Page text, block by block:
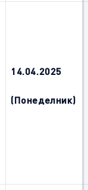
14.04.2025
(Понеделник)